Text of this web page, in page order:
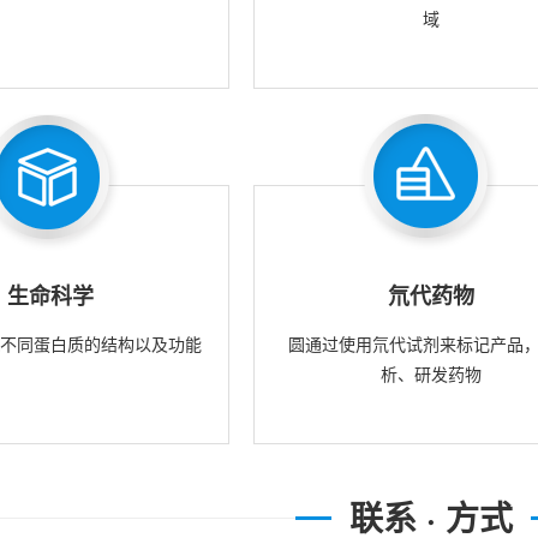
域
生命科学
同蛋白质的结构以及功能
氘代药物
圆通过使用氘代试剂来标记产品
析、研发药物
联系 · 方式